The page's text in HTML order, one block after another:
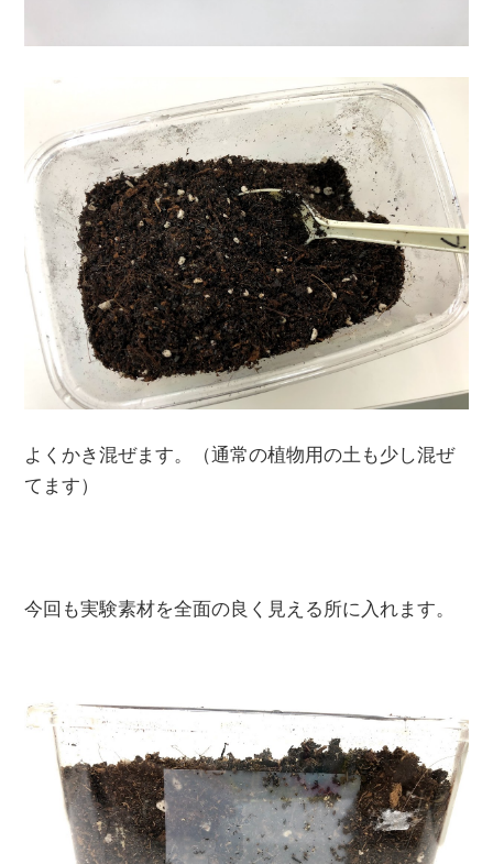
よくかき混ぜます。（通常の植物用の土も少し混ぜ
てます）
今回も実験素材を全面の良く見える所に入れます。